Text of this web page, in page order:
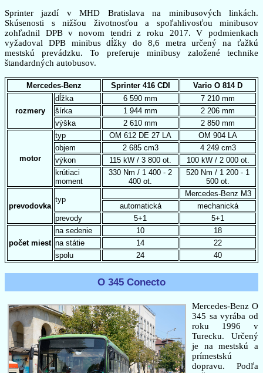
Sprinter jazdí v MHD Bratislava na minibusových linkách.
Skúsenosti s nižšou životnosťou a spoľahlivosťou minibusov
zohľadnil DPB v novom tendri z roku 2017. V podmienkach
vyžadoval DPB minibus dĺžky do 8,6 metra určený na ťažkú
mestskú prevádzku. To preferuje minibusy založené technike
štandardných autobusov.
Mercedes-Benz Sprinter 416 CDI Vario O 814 D
rozmery
dĺžka 6 590 mm
7 210 mm
šírka
1 944 mm
2 206 mm
výška
2 610 mm 2 850 mm
motor
typ OM 612 DE 27 LA
OM 904 LA
objem
2 685 cm3
4 249 cm3
výkon
115 kW / 3 800 ot.
100 kW / 2 000 ot.
krútiaci
moment
330 Nm / 1 400 - 2
400 ot.
520 Nm / 1 200 - 1
500 ot.
prevodovka
typ
Mercedes-Benz M3
automatická
mechanická
prevody
5+1 5+1
počet miest
na sedenie 10
18
na státie
14
22
spolu
24 40
O 345 Conecto
Mercedes-Benz O
345 sa vyrába od
roku 1996 v
Turecku. Určený
je na mestskú a
prímestskú
dopravu. Podľa